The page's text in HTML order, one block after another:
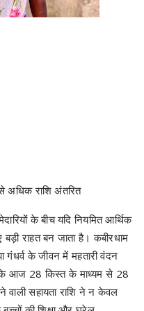
राहत बन जाता है। कबीरधाम
गंधर्व के जीवन में महतारी वंदन
कि आज 28 किस्त के माध्यम से 28
वाली सहायता राशि ने न केवल
की शिक्षा और घरेलू
है।